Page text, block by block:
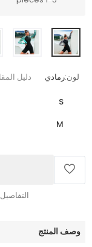
لون:رمادي دليل
S
M
وصف المنتج